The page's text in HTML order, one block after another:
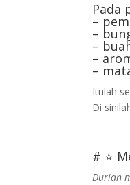
Pada
–
–
–
–
–
Itulah
Di
—
# ⭐
Durian